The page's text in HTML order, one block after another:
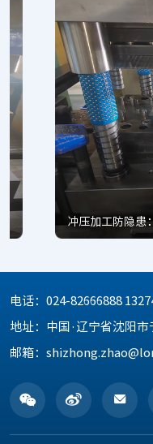
冲压加工防隐患：破解
电话： 024-82666888
地址： 中国·辽宁省沈阳市
邮箱：